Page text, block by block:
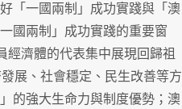
「一國兩制」成功實踐與「澳
國兩制」成功實踐的重要窗
經濟體的代表集中展現回歸祖
展、社會穩定、民生改善等方
的強大生命力與制度優勢；澳